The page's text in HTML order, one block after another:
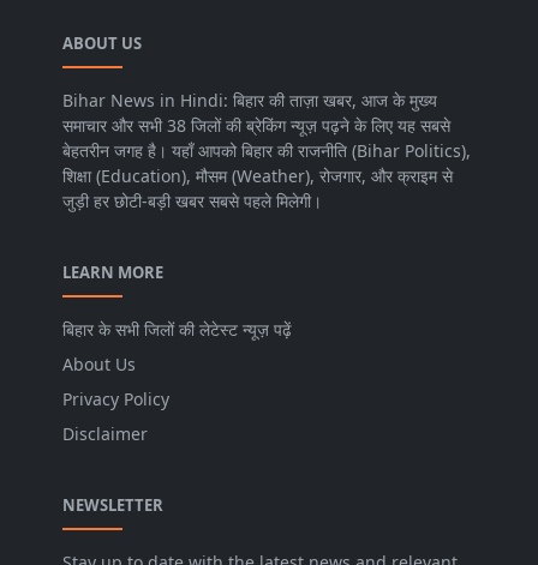
ABOUT US
Bihar News in Hindi: बिहार की ताज़ा खबर, आज के मुख्य
समाचार और सभी 38 जिलों की ब्रेकिंग न्यूज़ पढ़ने के लिए यह सबसे
बेहतरीन जगह है। यहाँ आपको बिहार की राजनीति (Bihar Politics),
शिक्षा (Education), मौसम (Weather), रोजगार, और क्राइम से
जुड़ी हर छोटी-बड़ी खबर सबसे पहले मिलेगी।
LEARN MORE
बिहार के सभी जिलों की लेटेस्ट न्यूज़ पढ़ें
About Us
Privacy Policy
Disclaimer
NEWSLETTER